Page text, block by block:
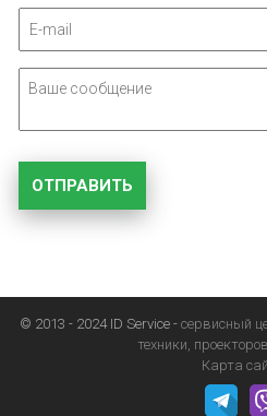
© 2013 - 2024 ID Service -сервисный
техники,
Карта